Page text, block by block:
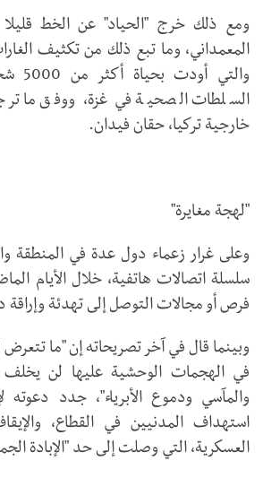
ومع ذلك خرج "الحياد" عن الخط
المعمداني، وما تبع ذلك من تكثيف
السلطات الصحية في غزة، ووفق ما
خارجية تركيا، حقان فيدان.
"لهجة مغايرة"
وعلى غرار زعماء دول عدة في المنطقة
سلسلة اتصالات هاتفية، خلال الأيام
فرص أو مجالات التوصل إلى تهدئة وإراقة
وبينما قال في آخر تصريحاته إن "ما تتعرض
في الهجمات الوحشية عليها لن يخلف
والمآسي ودموع الأبرياء"، جدد دعوته
استهداف المدنيين في القطاع،
العسكرية، التي وصلت إلى حد "الإبادة